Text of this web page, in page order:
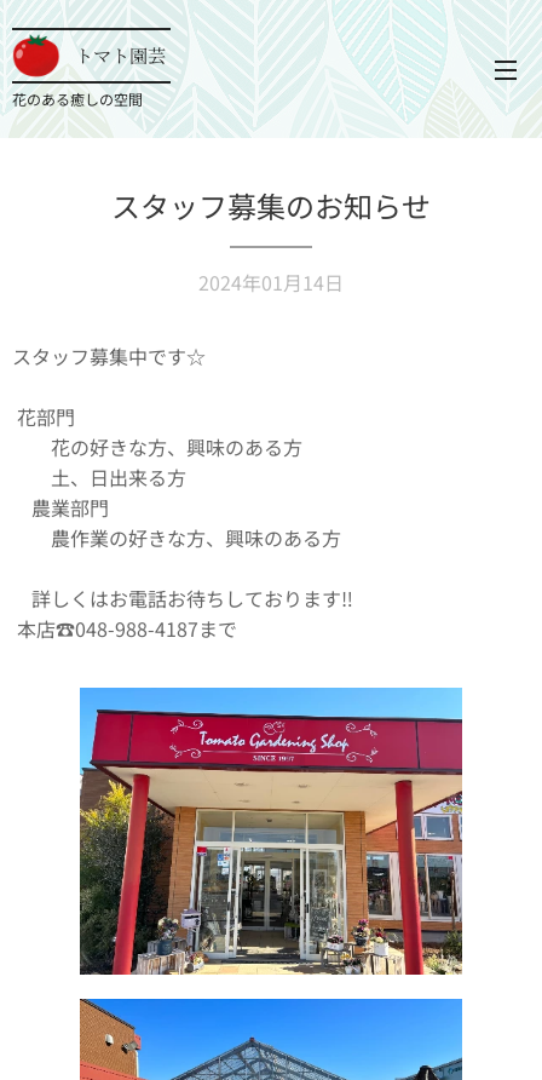
トマト園芸
花のある癒しの空間
スタッフ募集のお知らせ
2024年01月14日
スタッフ募集中です☆
花部門💐
花の好きな方、興味のある方
土、日出来る方
農業部門🍅
農作業の好きな方、興味のある方
詳しくはお電話お待ちしております‼️
本店☎️048-988-4187まで